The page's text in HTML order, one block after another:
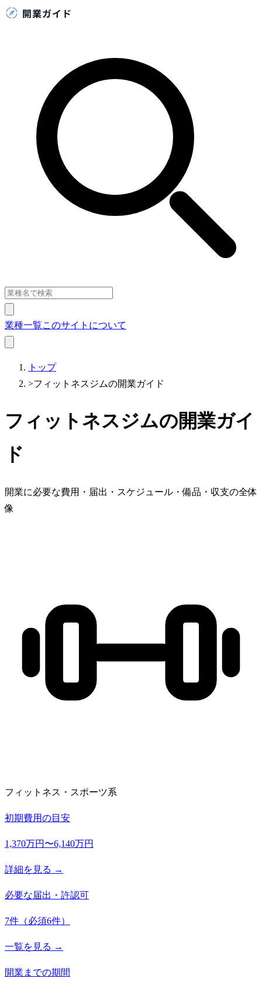
業種一覧このサイトについて
トップ
>フィットネスジムの開業ガイド
フィットネスジムの開業ガイ
ド
開業に必要な費用・届出・スケジュール・備品・収支の全体
像
フィットネス・スポーツ系
初期費用の目安
1,370万円〜6,140万円
詳細を見る →
必要な届出・許認可
7件 （必須6件）
一覧を見る →
開業までの期間